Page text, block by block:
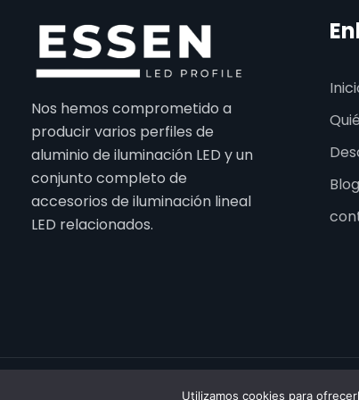
Nos hemos comprometido a
producir varios perfiles de
aluminio de iluminación LED y un
conjunto completo de
accesorios de iluminación lineal
LED relacionados.
Blog
Utilizamos cookies para